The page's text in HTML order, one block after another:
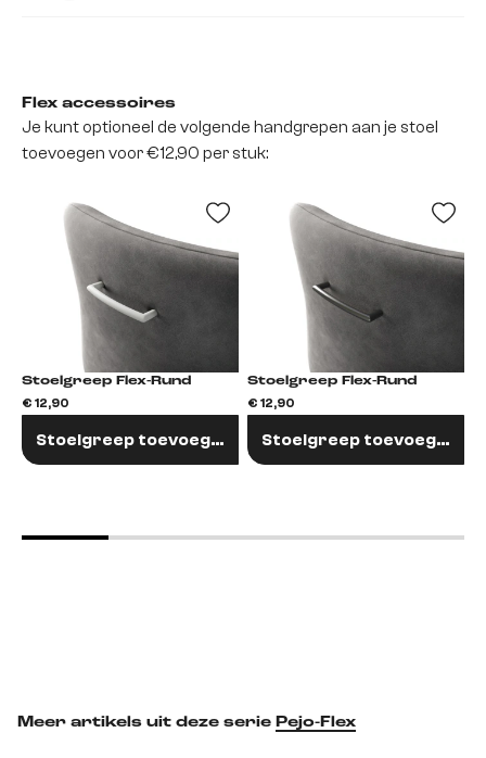
Flex accessoires
Je kunt optioneel de volgende handgrepen aan je stoel
toevoegen voor €12,90 per stuk:
Stoelgreep Flex-Rund
€ 12,90
Stoelgreep toevoegen
Stoelgreep Flex-Rund
€ 12,90
Stoelgreep toevoegen
Meer artikels uit deze serie Pejo-Flex